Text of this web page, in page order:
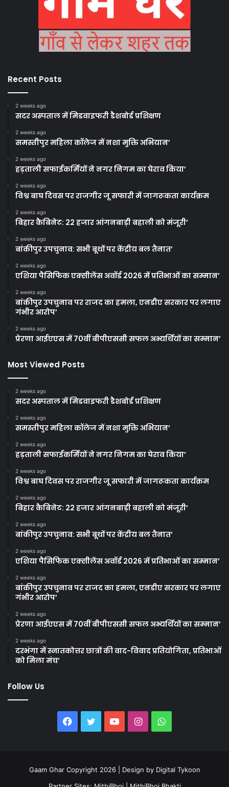
Recent Posts
2 weeks ago
सदर अस्पताल में मिडवाइफरी डैशबोर्ड प्रशिक्षण
2 weeks ago
समस्तीपुर महिला कॉलेज में नशा मुक्ति अभियान’
2 weeks ago
हड़ताली सफाईकर्मियों ने नगर निगम का घेराव किया’
2 weeks ago
विश्व बाघ दिवस पर राजगीर जू सफारी में जागरूकता कार्यक्रम
2 weeks ago
बिहार कैबिनेट: 22 हजार आंगनबाड़ी बहाली को मंजूरी’
2 weeks ago
बांकीपुर उपचुनाव: सभी बूथों पर केंद्रीय बल तैनात’
2 weeks ago
एशिया पैसिफिक एक्सीलेंस अवॉर्ड 2026 में प्रतिभाओं का सम्मान’
2 weeks ago
बांकीपुर उपचुनाव पर राजद का हमला, एनडीए सरकार पर लगाए
गंभीर आरोप’
2 weeks ago
प्रेरणा आईएएस में 70वीं बीपीएससी सफल अभ्यर्थियों का सम्मान’
Most Viewed Posts
2 weeks ago
सदर अस्पताल में मिडवाइफरी डैशबोर्ड प्रशिक्षण
2 weeks ago
समस्तीपुर महिला कॉलेज में नशा मुक्ति अभियान’
2 weeks ago
हड़ताली सफाईकर्मियों ने नगर निगम का घेराव किया’
2 weeks ago
विश्व बाघ दिवस पर राजगीर जू सफारी में जागरूकता कार्यक्रम
2 weeks ago
बिहार कैबिनेट: 22 हजार आंगनबाड़ी बहाली को मंजूरी’
2 weeks ago
बांकीपुर उपचुनाव: सभी बूथों पर केंद्रीय बल तैनात’
2 weeks ago
एशिया पैसिफिक एक्सीलेंस अवॉर्ड 2026 में प्रतिभाओं का सम्मान’
2 weeks ago
बांकीपुर उपचुनाव पर राजद का हमला, एनडीए सरकार पर लगाए
गंभीर आरोप’
2 weeks ago
प्रेरणा आईएएस में 70वीं बीपीएससी सफल अभ्यर्थियों का सम्मान’
2 weeks ago
दरभंगा में स्नातकोत्तर छात्रों की वाद-विवाद प्रतियोगिता, प्रतिभाओं
को मिला मंच’
Follow Us
Facebook
TwitterYouTubeInstagramWhatsApp
Gaam Ghar Copyright 2026 | Design by Digital Tykoon